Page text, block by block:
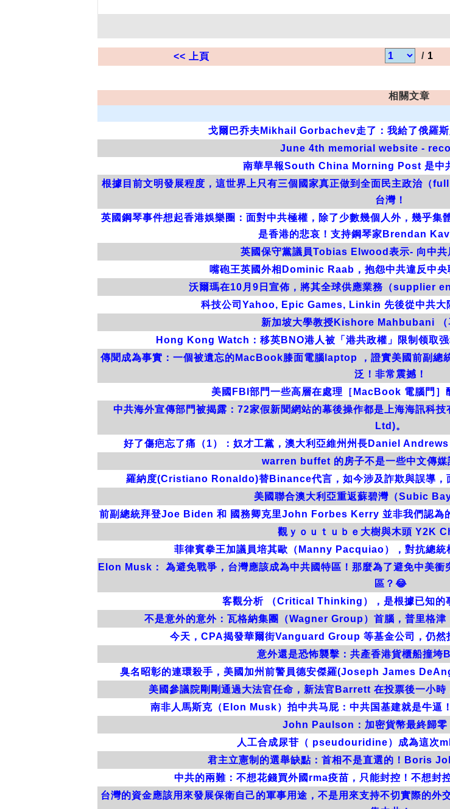
<< 上頁 / 1
相關文章
戈爾巴乔夫Mikhail Gorbachev走了：我給了俄羅斯
June 4th memorial website -
南華早報South China Morning Post 是中
根據目前文明發展程度，這世界上只有三個國家真正做到全面民主政治（
台灣！
英國鋼琴事件想起香港娛樂圈：面對中共極權，除了少數幾個人外，幾乎集
是香港的悲哀！支持鋼琴家Brendan
英國保守黨議員Tobias Elwood表示- 向中共
嘴砲王英國外相Dominic Raab，抱怨中共違反中央
沃爾瑪在10月9日宣佈，將其全球供應業務（supplier
科技公司Yahoo, Epic Games, Linkin 先後從中共大
新加坡大學教授Kishore Mahbubani （
Hong Kong Watch：移英BNO港人被「港共政權」限制领取强
傳聞成為事實：一個被遺忘的MacBook膝面電腦laptop ，證實美國前副總
泛！非常震撼！
美國FBI部門一些高層在處理［MacBook 電腦門］
中共海外宣傳部門被揭露：72家假新聞網站的幕後操作都是上海海訊
Ltd)。
好了傷疤忘了痛（1）：奴才工黨，澳大利亞維州州長Daniel
warren buffet 的房子不是一些中文傳媒
羅納度(Cristiano Ronaldo)替Binance代言，如今涉及詐欺與誤導，
美國聯合澳大利亞重返蘇碧灣（Subic
前副總統拜登Joe Biden 和 國務卿克里John Forbes Kerry 並非我們認為
觀ｙｏｕｔｕｂｅ大樹與木頭 Y2K
菲律賓拳王加議員培其歐（Manny Pacquiao），對抗總
Elon Musk： 為避免戰爭，台灣應該成為中共國特區！那麼為了避免中美
區？😂
客觀分析 （Critical Thinking），是根據已知的
不是意外的意外：瓦格納集團（Wagner Group）首腦，普里格
今天，CPA揭發華爾街Vanguard Group 等基金公司，仍然
意外還是恐怖襲擊：共產香港貨櫃船撞垮
臭名昭彰的連環殺手，美國加州前警員德安傑羅(Joseph James
美國參議院剛剛通過大法官任命，新法官Barrett 在投票後一小時
南非人馬斯克（Elon Musk）拍中共马屁：中共国基建就是牛逼
John Paulson：加密貨幣最終歸零
人工合成尿苷（ pseudouridine）成為這次
君主立憲制的選舉缺點：首相不是直選的！Boris
中共的兩難：不想花錢買外國rma疫苗，只能封控！不想封
台灣的資金應該用來發展保衛自己的軍事用途，不是用來支持不切實際的